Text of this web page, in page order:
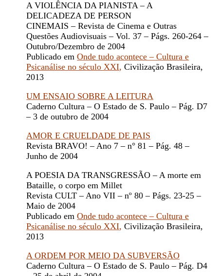
A VIOLÊNCIA DA PIANISTA – A
DELICADEZA DE PERSON
CINEMAIS – Revista de Cinema e Outras
Questões Audiovisuais – Vol. 37 – Págs. 260-264 –
Outubro/Dezembro de 2004
Publicado emOnde tudo acontece – Cultura e
Psicanálise no século XXI, Civilização Brasileira,
2013
UM ENSAIO SOBRE A LEITURA
Caderno Cultura – O Estado de S. Paulo – Pág. D7
– 3 de outubro de 2004
AMOR E CRUELDADE DE PAIS
Revista BRAVO! – Ano 7 – n° 81 – Pág. 48 –
Junho de 2004
A POESIA DA TRANSGRESSÃO – A morte em
Bataille, o corpo em Millet
Revista CULT – Ano VII – nº 80 – Págs. 23-25 –
Maio de 2004
Publicado emOnde tudo acontece – Cultura e
Psicanálise no século XXI, Civilização Brasileira,
2013
A ORDEM POR MEIO DA SUBVERSÃO
Caderno Cultura – O Estado de S. Paulo – Pág. D4